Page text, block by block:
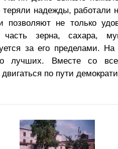
теряли надежды, работали
позволяют не только
часть зерна, сахара,
за его пределами.
лучших. Вместе со
по пути